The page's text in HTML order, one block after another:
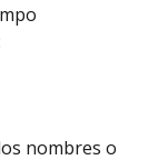
nombres o